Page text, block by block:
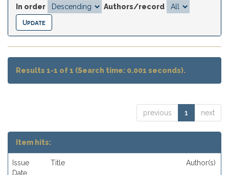
In order
Authors/record
Results 1-1 of 1 (Search time: 0.001 seconds).
previous 1 next
Item hits:
Issue
Date
Title Author(s)